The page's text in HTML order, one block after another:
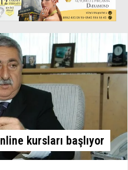
kursları başlıyor